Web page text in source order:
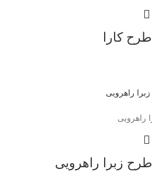
کارا
زبرا راهرویی